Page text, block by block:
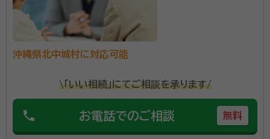
沖縄県北中城村に対応可能
\「いい相続」にてご相談を承ります/
phone お電話でのご相談 無料